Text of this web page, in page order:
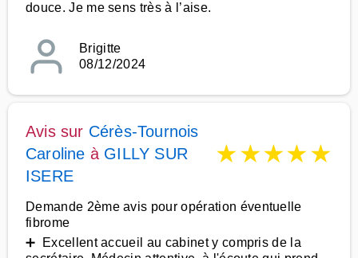
douce. Je me sens très à l’aise.
Brigitte
08/12/2024
Avis sur Cérès-Tournois
Caroline à GILLY SUR
ISERE
★★★★★
Demande 2ème avis pour opération éventuelle
fibrome
➕ Excellent accueil au cabinet y compris de la